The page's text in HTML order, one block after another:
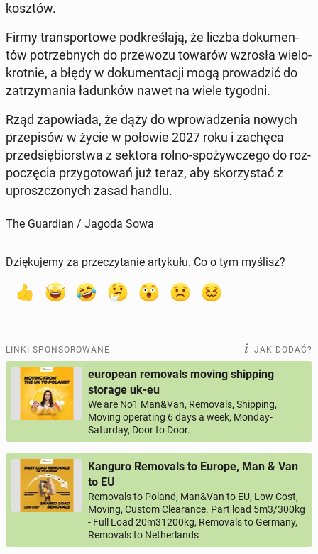
kosztów.
Firmy trans­por­to­we pod­kre­śla­ją, że liczba do­ku­men­
tów po­trzeb­nych do prze­wo­zu towarów wzrosła wie­lo­
krot­nie, a błędy w do­ku­men­ta­cji mogą pro­wa­dzić do
za­trzy­ma­nia ła­dun­ków nawet na wiele tygodni.
Rząd za­po­wia­da, że dąży do wpro­wa­dze­nia nowych
prze­pi­sów w życie w połowie 2027 roku i zachęca
przed­się­bior­stwa z sektora rolno-spo­żyw­cze­go do roz­
po­czę­cia przy­go­to­wań już teraz, aby sko­rzy­stać z
uprosz­czo­nych zasad handlu.
The Guardian / Jagoda Sowa
Dziękujemy za przeczytanie artykułu. Co o tym myślisz?
LINKI SPONSOROWANE JAK DODAĆ?
european removals moving shipping
storage uk-eu
We are No1 Man&Van, Removals, Shipping,
Moving operating 6 days a week, Monday-
Saturday, Door to Door.
Kanguro Removals to Europe, Man & Van
to EU
Removals to Poland, Man&Van to EU, Low Cost,
Moving, Custom Clearance. Part load 5m3/300kg
- Full Load 20m31200kg, Removals to Germany,
Removals to Netherlands